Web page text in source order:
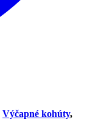
Výčapné kohúty,